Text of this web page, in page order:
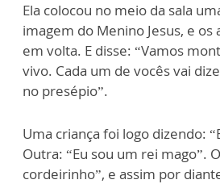
Ela colocou no meio da sala
imagem do Menino Jesus, e
em volta. E disse: “Vamos
vivo. Cada um de vocês vai
no presépio”.
Uma criança foi logo dizendo:
Outra: “Eu sou um rei mago”.
cordeirinho”, e assim por